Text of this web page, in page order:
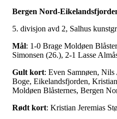
Bergen Nord-
5. divisjon avd 2, Salhus
Mål: 1-0 Brage Moldøen
Simonsen (26.), 2-1 Lasse
Gult kort: Even Samnøen,
Boge, Eikelandsfjorden,
Moldøen Blåsternes, Bergen
Rødt kort: Kristian Jeremias